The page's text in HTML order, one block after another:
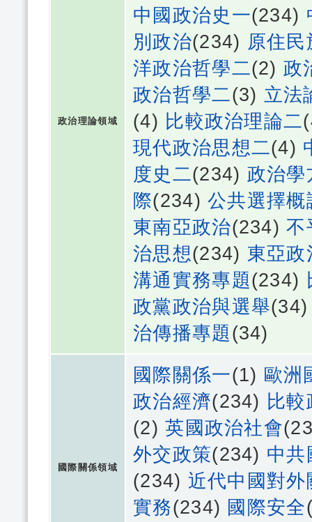
政治理論領域
中國政治史一(234)
別政治(234) 原住
洋政治哲學二(2)政
政治哲學二(3) 立法
(4) 比較政治理論二
現代政治思想二(4)
度史二(234) 政治學
際(234)公共選擇概
東南亞政治(234)不
治思想(234) 東亞政
溝通實務專題(234)
政黨政治與選舉
治傳播專題(34)
國際關係領域
國際關係一(1) 歐洲
政治經濟(234) 比
(2)英國政治社會
外交政策(234) 中共
(234) 近代中國對外
實務(234) 國際安全